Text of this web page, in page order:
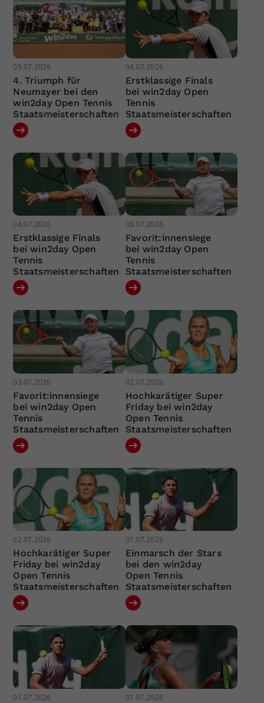
05.07.2026
4. Triumph für
Neumayer bei den
win2day Open Tennis
Staatsmeisterschaften
04.07.2026
Erstklassige Finals
bei win2day Open
Tennis
Staatsmeisterschaften
04.07.2026
Erstklassige Finals
bei win2day Open
Tennis
Staatsmeisterschaften
03.07.2026
Favorit:innensiege
bei win2day Open
Tennis
Staatsmeisterschaften
03.07.2026
Favorit:innensiege
bei win2day Open
Tennis
Staatsmeisterschaften
02.07.2026
Hochkarätiger Super
Friday bei win2day
Open Tennis
Staatsmeisterschaften
02.07.2026
Hochkarätiger Super
Friday bei win2day
Open Tennis
Staatsmeisterschaften
01.07.2026
Einmarsch der Stars
bei den win2day
Open Tennis
Staatsmeisterschaften
01.07.2026 01.07.2026